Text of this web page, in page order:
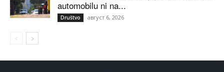
automobilu ni na...
Društvo август 6, 2026